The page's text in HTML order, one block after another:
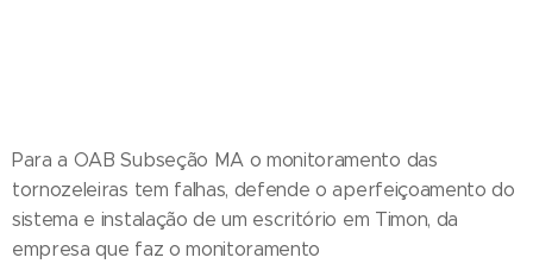
Para a OAB Subseção MA o monitoramento das
tornozeleiras tem falhas, defende o aperfeiçoamento do
sistema e instalação de um escritório em Timon, da
empresa que faz o monitoramento